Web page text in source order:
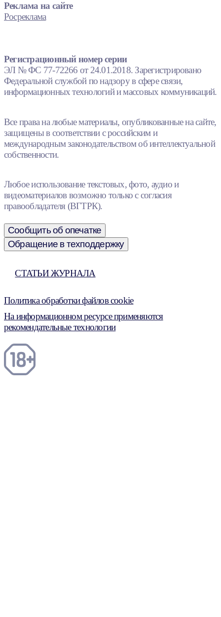
Реклама на сайте
Росреклама
Регистрационный номер серии
ЭЛ № ФС 77-72266 от 24.01.2018. Зарегистрировано
Федеральной службой по надзору в сфере связи,
информационных технологий и массовых коммуникаций.
Все права на любые материалы, опубликованные на сайте,
защищены в соответствии с российским и
международным законодательством об интеллектуальной
собственности.
Любое использование текстовых, фото, аудио и
видеоматериалов возможно только с согласия
правообладателя (ВГТРК).
Сообщить об опечатке
Обращение в техподдержку
СТАТЬИ ЖУРНАЛА
Политика обработки файлов cookie
На информационном ресурсе применяются
рекомендательные технологии